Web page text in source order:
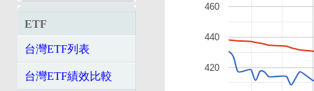
ETF
台灣ETF列表
台灣ETF績效比較
420
440
460